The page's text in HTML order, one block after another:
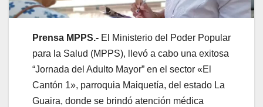
Prensa MPPS.- El Ministerio del Poder Popular
para la Salud (MPPS), llevó a cabo una exitosa
“Jornada del Adulto Mayor” en el sector «El
Cantón 1», parroquia Maiquetía, del estado La
Guaira, donde se brindó atención médica